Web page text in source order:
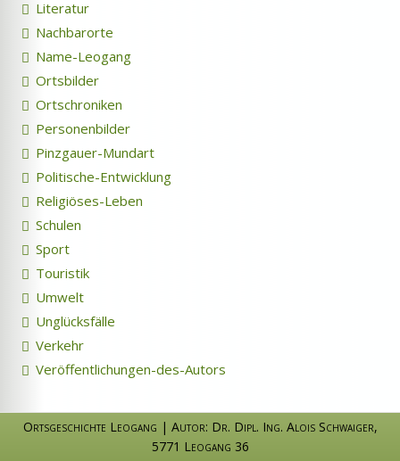
Literatur
Nachbarorte
Name-Leogang
Ortsbilder
Ortschroniken
Personenbilder
Pinzgauer-Mundart
Politische-Entwicklung
Religiöses-Leben
Schulen
Sport
Touristik
Umwelt
Unglücksfälle
Verkehr
Veröffentlichungen-des-Autors
Ortsgeschichte Leogang | Autor: Dr. Dipl. Ing. Alois Schwaiger,
5771 Leogang 36